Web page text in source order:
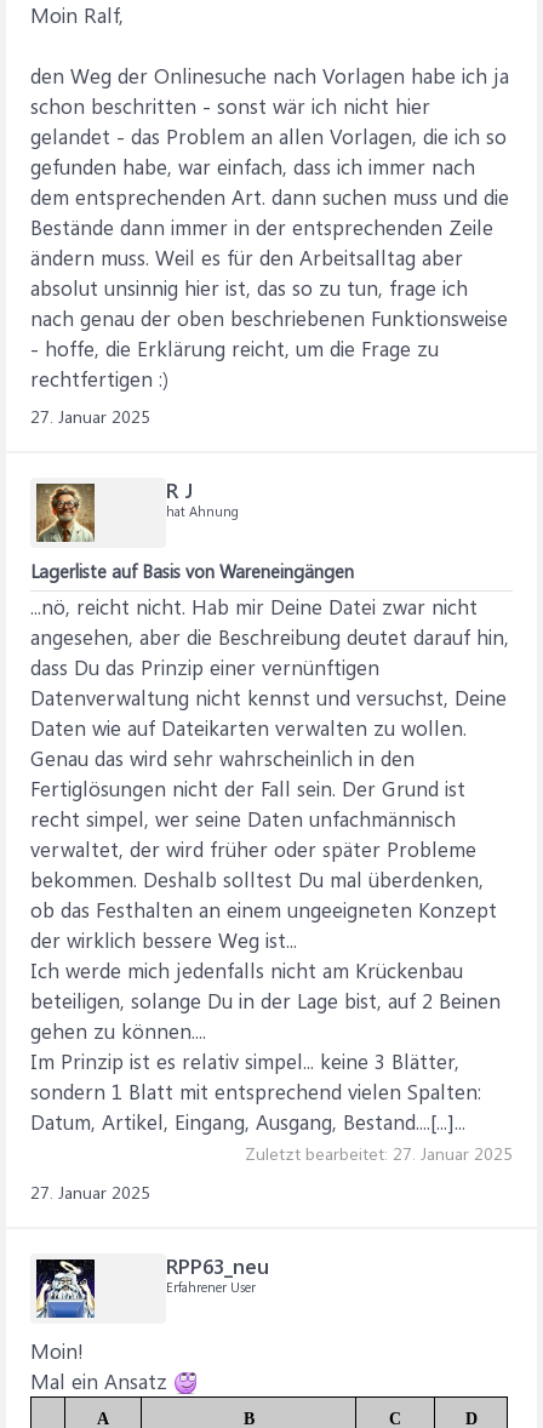
Moin Ralf,
den Weg der Onlinesuche nach Vorlagen habe ich ja
schon beschritten - sonst wär ich nicht hier
gelandet - das Problem an allen Vorlagen, die ich so
gefunden habe, war einfach, dass ich immer nach
dem entsprechenden Art. dann suchen muss und die
Bestände dann immer in der entsprechenden Zeile
ändern muss. Weil es für den Arbeitsalltag aber
absolut unsinnig hier ist, das so zu tun, frage ich
nach genau der oben beschriebenen Funktionsweise
- hoffe, die Erklärung reicht, um die Frage zu
rechtfertigen :)
27. Januar 2025
R J
hat Ahnung
Lagerliste auf Basis von Wareneingängen
...nö, reicht nicht. Hab mir Deine Datei zwar nicht
angesehen, aber die Beschreibung deutet darauf hin,
dass Du das Prinzip einer vernünftigen
Datenverwaltung nicht kennst und versuchst, Deine
Daten wie auf Dateikarten verwalten zu wollen.
Genau das wird sehr wahrscheinlich in den
Fertiglösungen nicht der Fall sein. Der Grund ist
recht simpel, wer seine Daten unfachmännisch
verwaltet, der wird früher oder später Probleme
bekommen. Deshalb solltest Du mal überdenken,
ob das Festhalten an einem ungeeigneten Konzept
der wirklich bessere Weg ist...
Ich werde mich jedenfalls nicht am Krückenbau
beteiligen, solange Du in der Lage bist, auf 2 Beinen
gehen zu können....
Im Prinzip ist es relativ simpel... keine 3 Blätter,
sondern 1 Blatt mit entsprechend vielen Spalten:
Datum, Artikel, Eingang, Ausgang, Bestand....[...]...
Zuletzt bearbeitet: 27. Januar 2025
27. Januar 2025
RPP63_neu
Erfahrener User
Moin!
Mal ein Ansatz
A B C D